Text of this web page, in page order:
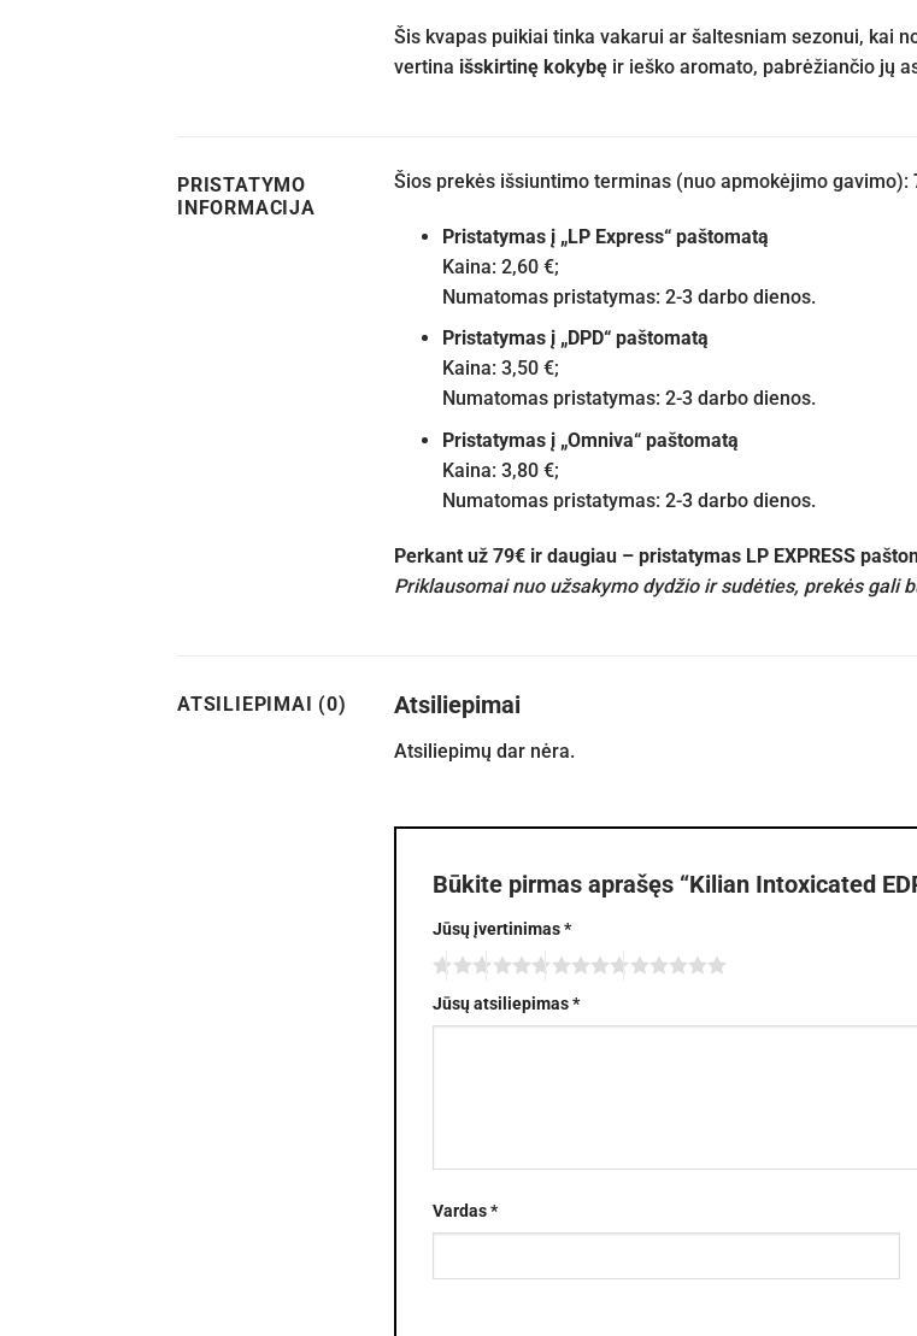
Šis kvapas puikiai tinka vakarui ar šaltesniam sezonui, kai
vertina išskirtinę kokybę ir ieško aromato, pabrėžiančio jų
PRISTATYMO
INFORMACIJA
Šios prekės išsiuntimo terminas (nuo apmokėjimo gavimo):
Pristatymas į „LP Express“ paštomatą
Kaina: 2,60 €;
Numatomas pristatymas: 2-3 darbo dienos.
Pristatymas į „DPD“ paštomatą
Kaina: 3,50 €;
Numatomas pristatymas: 2-3 darbo dienos.
Pristatymas į „Omniva“ paštomatą
Kaina: 3,80 €;
Numatomas pristatymas: 2-3 darbo dienos.
Perkant už 79€ ir daugiau – pristatymas LP EXPRESS
Priklausomai nuo užsakymo dydžio ir sudėties, prekės gali
ATSILIEPIMAI (0) Atsiliepimai
Atsiliepimų dar nėra.
Būkite pirmas aprašęs “Kilian Intoxicated
Jūsų įvertinimas*
Jūsų atsiliepimas*
Vardas*